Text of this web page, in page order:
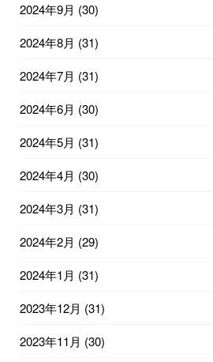
2024年9月 (30)
2024年8月 (31)
2024年7月 (31)
2024年6月 (30)
2024年5月 (31)
2024年4月 (30)
2024年3月 (31)
2024年2月 (29)
2024年1月 (31)
2023年12月 (31)
2023年11月 (30)